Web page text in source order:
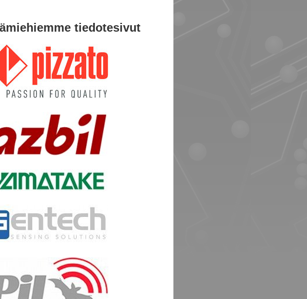
tiedotesivut